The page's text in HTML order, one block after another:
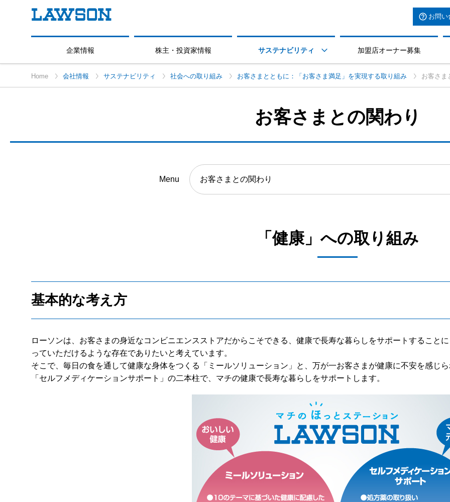
お問い
企業情報 株主・投資家情報 サステナビリティ  加盟店オーナー募集
Home 会社情報 サステナビリティ 社会への取り組み お客さまとともに：「お客さま満足」を実現する取り組み お客さま
お客さまとの関わり
Menu
「健康」への取り組み
基本的な考え方
ローソンは、お客さまの身近なコンビニエンスストアだからこそできる、健康で長寿な暮らしをサポートすること
っていただけるような存在でありたいと考えています。
そこで、毎日の食を通して健康な身体をつくる「ミールソリューション」と、万が一お客さまが健康に不安を感じ
「セルフメディケーションサポート」の二本柱で、マチの健康で長寿な暮らしをサポートします。